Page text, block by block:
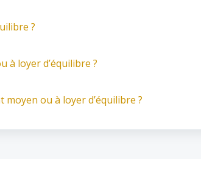
?
à loyer d’équilibre ?
ou à loyer d’équilibre ?